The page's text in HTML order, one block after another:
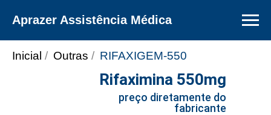
Aprazer Assistência Médica
Inicial / Outras / RIFAXIGEM-550
Rifaximina 550mg
preço
preço diretamente do
fabricante